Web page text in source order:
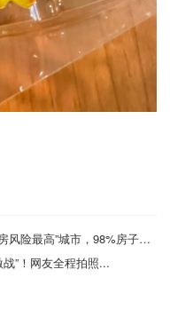
位居榜首！休斯顿被评为“全美买房风险最高”城市，98%房子竟面临这个威胁？
”！网友全程拍照...